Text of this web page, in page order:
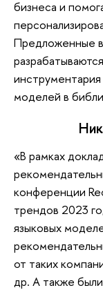
бизнеса и
Предложенные
моделей в
«В рамках
конференции
трендов 2023
языковых
от таких
др. А также